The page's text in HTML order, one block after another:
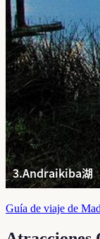
Guía de viaje de